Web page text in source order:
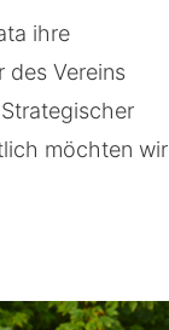
ihre
des Vereins
möchten wir